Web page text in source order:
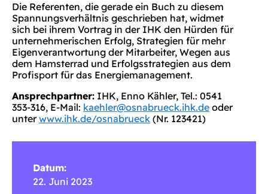
Die Referenten, die gerade ein Buch zu diesem
Spannungsverhältnis geschrieben hat, widmet
sich bei ihrem Vortrag in der IHK den Hürden für
unternehmerischen Erfolg, Strategien für mehr
Eigenverantwortung der Mitarbeiter, Wegen aus
dem Hamsterrad und Erfolgsstrategien aus dem
Profisport für das Energiemanagement.
Ansprechpartner: IHK, Enno Kähler, Tel.: 0541
353-316, E-Mail: kaehler@osnabrueck.ihk.de oder
unterwww.ihk.de/osnabrueck (Nr. 123421)
Datum:
22. Juni 2023